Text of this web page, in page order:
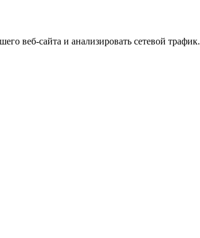
веб-сайта и анализировать сетевой трафик.